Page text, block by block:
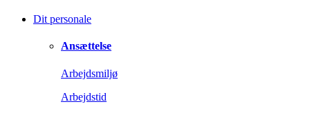
Dit personale
Ansættelse
Arbejdsmiljø
Arbejdstid